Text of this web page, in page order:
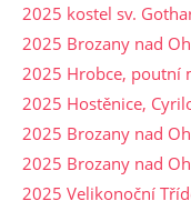
2025 kostel sv.
2025 Brozany nad
2025 Hrobce, poutní
2025 Hostěnice,
2025 Brozany nad
2025 Brozany nad
2025 Velikonoční